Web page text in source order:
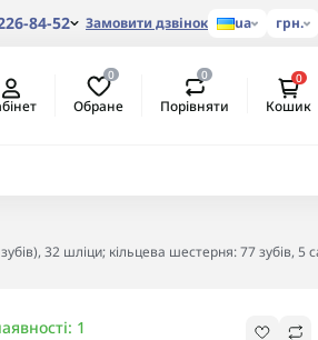
84-52 Замовити дзвінок ua грн.
0
Обране
0
Порівняти
0
Кошик
32 шліци; кільцева шестерня: 77 зубів, 5
1